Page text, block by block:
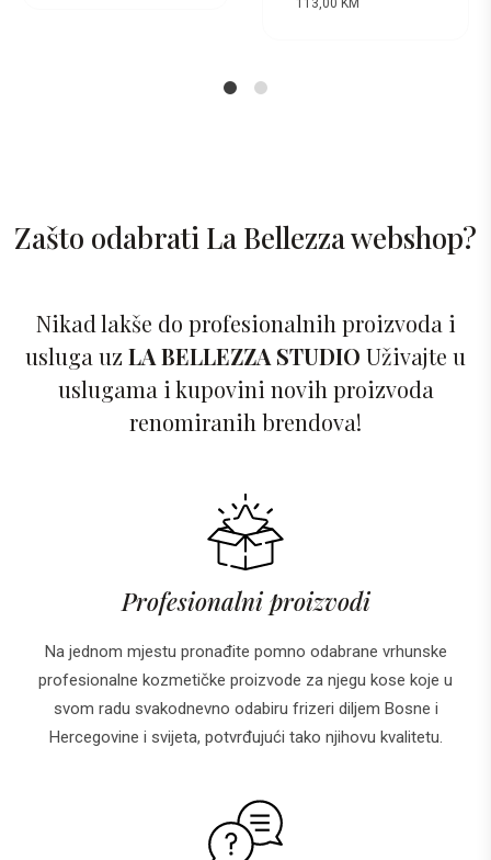
113,00 KM
Zašto odabrati La Bellezza webshop?
Nikad lakše do profesionalnih proizvoda i
usluga uz LA BELLEZZA STUDIO Uživajte u
uslugama i kupovini novih proizvoda
renomiranih brendova!
Profesionalni proizvodi
Na jednom mjestu pronađite pomno odabrane vrhunske
profesionalne kozmetičke proizvode za njegu kose koje u
svom radu svakodnevno odabiru frizeri diljem Bosne i
Hercegovine i svijeta, potvrđujući tako njihovu kvalitetu.